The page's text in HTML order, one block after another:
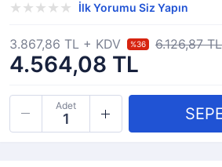
İlk Yorumu Siz Yapın
4.564,08 TL
3.867,86 TL + KDV %36 6.126,87
Adet